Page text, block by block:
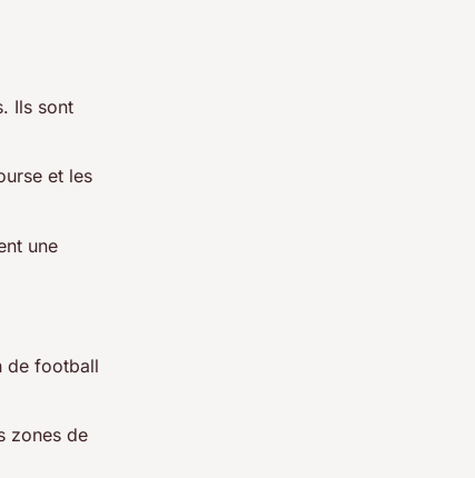
Ils sont
et les
une
de football
zones de